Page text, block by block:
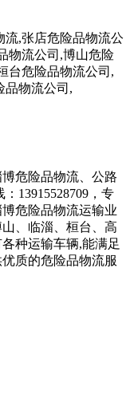
流,张店危险品物流公
物流公司,博山危险
台危险品物流公司,
品物流公司,
危险品物流、公路
13915528709，专
危险品物流运输业
、临淄、桓台、高
种运输车辆,能满足
质的危险品物流服